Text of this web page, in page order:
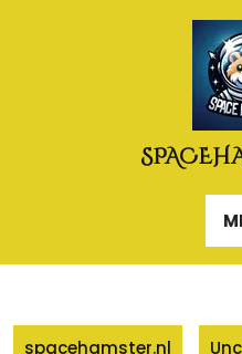
spacehamster.nl